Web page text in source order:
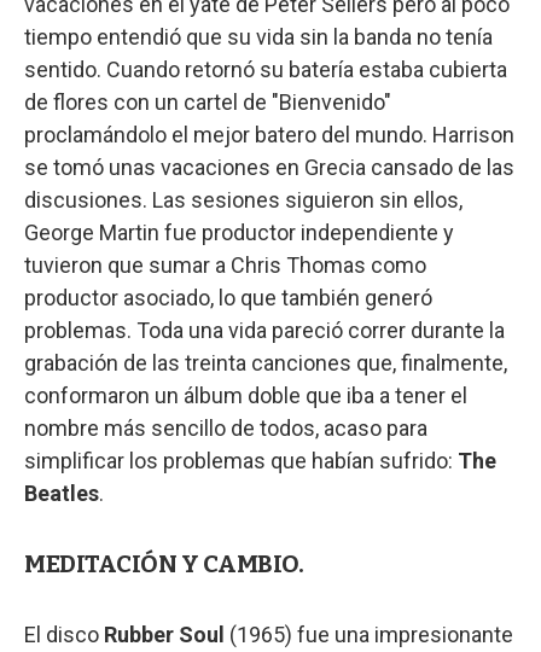
tiempo entendió que su vida sin la banda no tenía
sentido. Cuando retornó su batería estaba cubierta
de flores con un cartel de "Bienvenido"
proclamándolo el mejor batero del mundo. Harrison
se tomó unas vacaciones en Grecia cansado de las
discusiones. Las sesiones siguieron sin ellos,
George Martin fue productor independiente y
tuvieron que sumar a Chris Thomas como
productor asociado, lo que también generó
problemas. Toda una vida pareció correr durante la
grabación de las treinta canciones que, finalmente,
conformaron un álbum doble que iba a tener el
nombre más sencillo de todos, acaso para
simplificar los problemas que habían sufrido: The
Beatles.
MEDITACIÓN Y CAMBIO.
El disco Rubber Soul (1965) fue una impresionante